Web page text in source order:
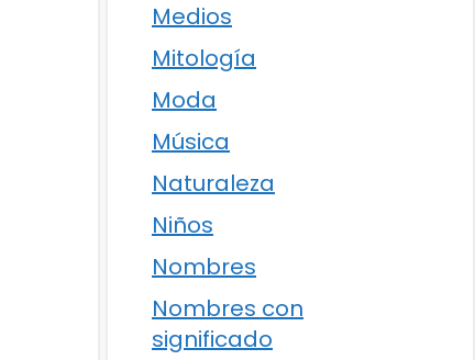
Medios
Mitología
Moda
Música
Naturaleza
Niños
Nombres
Nombres con
significado